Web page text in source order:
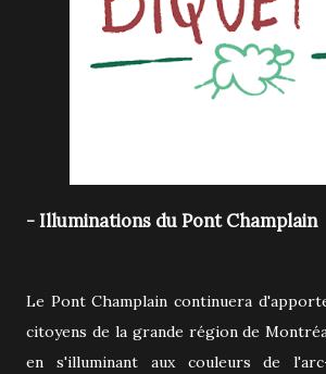
- Illuminations du Pont Champlain
Le Pont Champlain continuera
citoyens de la grande région de
en s'illuminant aux couleurs de